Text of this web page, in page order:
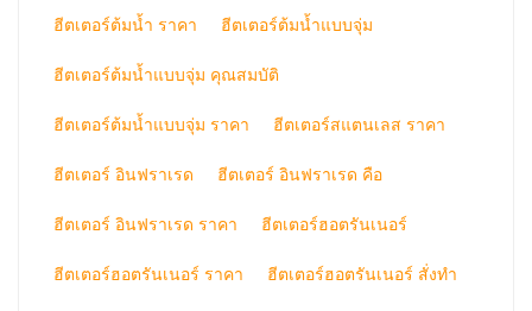
ฮีตเตอร์ต้มน้ำ ราคา ฮีตเตอร์ต้มน้ำแบบจุ่ม
ฮีตเตอร์ต้มน้ำแบบจุ่ม คุณสมบัติ
ฮีตเตอร์ต้มน้ำแบบจุ่ม ราคา ฮีตเตอร์สแตนเลส ราคา
ฮีตเตอร์ อินฟราเรด ฮีตเตอร์ อินฟราเรด คือ
ฮีตเตอร์ อินฟราเรด ราคา ฮีตเตอร์ฮอตรันเนอร์
ฮีตเตอร์ฮอตรันเนอร์ ราคา ฮีตเตอร์ฮอตรันเนอร์ สั่งทำ